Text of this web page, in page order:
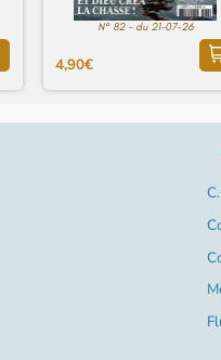
N° 82 - du 21-07-26
4,90€